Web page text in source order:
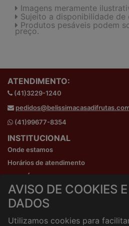
Imagens meramente
Sujeito a disponibilidade de
Produtos pesáveis podem
preço.
AVISO DE COOKIES
DADOS
Utilizamos cookies para
ATENDIMENTO:
(41)3229-1240
(41)99677-8354
INSTITUCIONAL
Onde estamos
Horários de atendimento
HORÁRIOS E ENTREGA
Formas de Pagamento
Horários de Entrega